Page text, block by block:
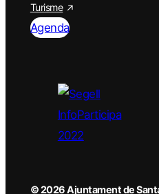
Turisme
Agenda
© 2026 Ajuntament de